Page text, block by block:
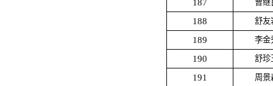
187 曹继
188 舒友
189 李金
190 舒珍
191 周景